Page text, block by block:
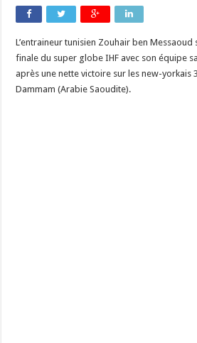
L’entraineur tunisien Zouhair ben Messaoud
finale du super globe IHF avec son équipe
après une nette victoire sur les new-yorkais
Dammam (Arabie Saoudite).